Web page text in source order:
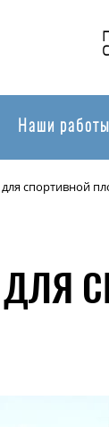
Наши работы
спортивной
ДЛЯ